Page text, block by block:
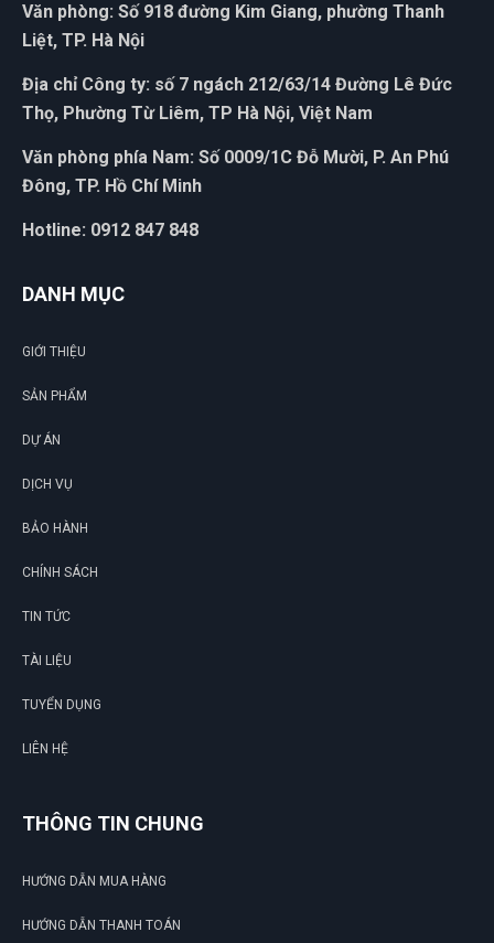
Văn phòng: Số 918 đường Kim Giang, phường Thanh
Liệt, TP. Hà Nội
Địa chỉ Công ty: số 7 ngách 212/63/14 Đường Lê Đức
Thọ, Phường Từ Liêm, TP Hà Nội, Việt Nam
Văn phòng phía Nam: Số 0009/1C Đỗ Mười, P. An Phú
Đông, TP. Hồ Chí Minh
Hotline: 0912 847 848
DANH MỤC
GIỚI THIỆU
SẢN PHẨM
DỰ ÁN
DỊCH VỤ
BẢO HÀNH
CHÍNH SÁCH
TIN TỨC
TÀI LIỆU
TUYỂN DỤNG
LIÊN HỆ
THÔNG TIN CHUNG
HƯỚNG DẪN MUA HÀNG
HƯỚNG DẪN THANH TOÁN